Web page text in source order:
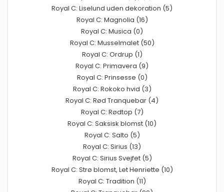
Royal C: Liselund uden dekoration (5)
Royal C: Magnolia (16)
Royal C: Musica (0)
Royal C: Musselmalet (50)
Royal C: Ordrup (1)
Royal C: Primavera (9)
Royal C: Prinsesse (0)
Royal C: Rokoko hvid (3)
Royal C: Rød Tranquebar (4)
Royal C: Rødtop (7)
Royal C: Saksisk blomst (10)
Royal C: Salto (5)
Royal C: Sirius (13)
Royal C: Sirius Svejfet (5)
Royal C: Strø blomst, Let Henriette (10)
Royal C: Tradition (11)